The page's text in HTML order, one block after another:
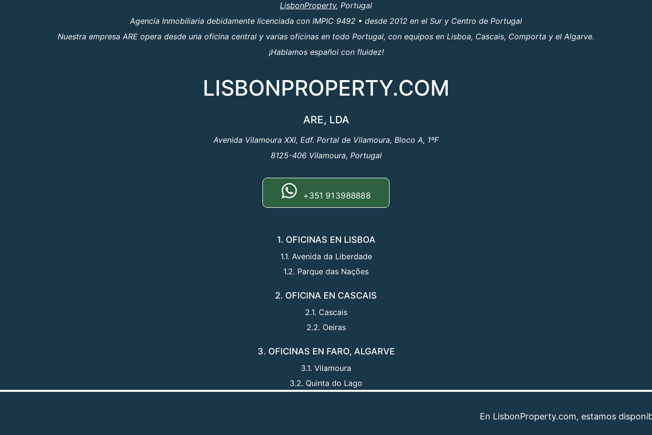
LisbonProperty, Portugal
Agencia Inmobiliaria debidamente licenciada con IMPIC 9492 • desde 2012 en el Sur y Centro de Portugal
Nuestra empresa ARE opera desde una oficina central y varias oficinas en todo Portugal, con equipos en Lisboa, Cascais, Comporta y el Algarve.
¡Hablamos español con fluidez!
LISBONPROPERTY.COM
ARE, LDA
Avenida Vilamoura XXI, Edf. Portal de Vilamoura, Bloco A, 1ºF
8125-406 Vilamoura, Portugal
+351 913988888
1. OFICINAS EN LISBOA
1.1. Avenida da Liberdade
1.2. Parque das Nações
2. OFICINA EN CASCAIS
2.1. Cascais
2.2. Oeiras
3. OFICINAS EN FARO, ALGARVE
3.1. Vilamoura
3.2. Quinta do Lago
En LisbonProperty.com, estamos disponibles